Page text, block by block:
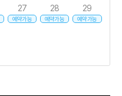
27
예약가능
28
예약가능
29
예약가능